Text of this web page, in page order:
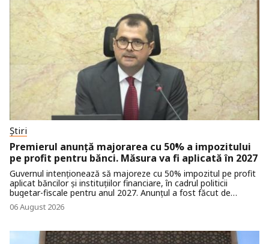
Știri
Premierul anunță majorarea cu 50% a impozitului
pe profit pentru bănci. Măsura va fi aplicată în 2027
Guvernul intenționează să majoreze cu 50% impozitul pe profit
aplicat băncilor și instituțiilor financiare, în cadrul politicii
bugetar-fiscale pentru anul 2027. Anunțul a fost făcut de
premierul Vasile Tofan, care a precizat că măsura va avea
caracter temporar și se va aplica doar pe parcursul unui singur
06 August 2026